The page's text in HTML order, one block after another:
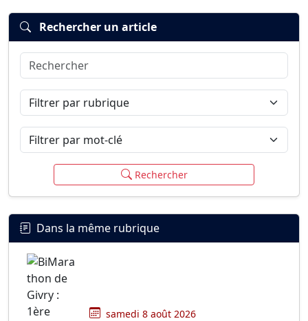
Connexion
Rechercher un article
Rechercher
Filtrer par rubrique
Filtrer par mot-clé
Rechercher
Dans la même rubrique
samedi 8 août 2026